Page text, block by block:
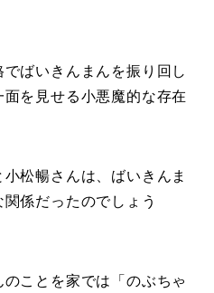
ばいきんまんを振り回し
を見せる小悪魔的な存在
松暢さんは、ばいきんま
係だったのでしょう
ことを家では「のぶちゃ